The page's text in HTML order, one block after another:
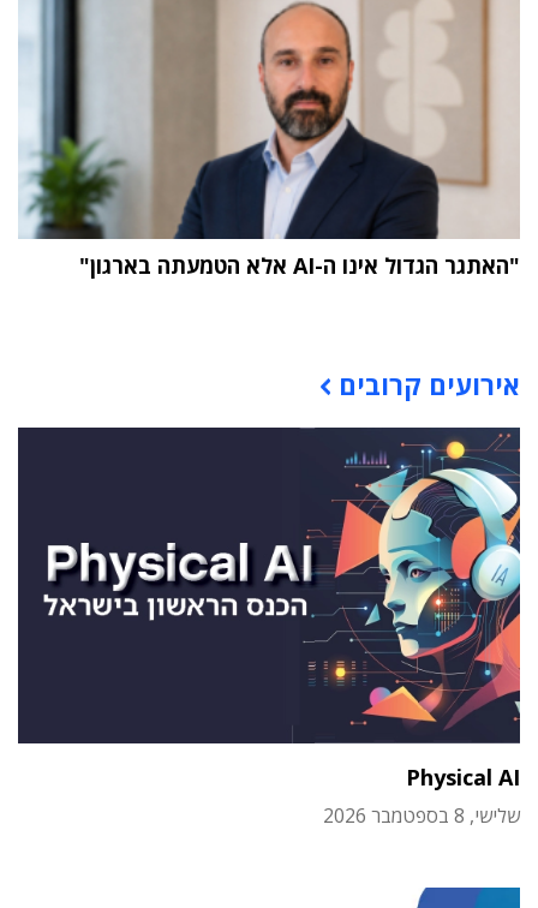
"האתגר הגדול אינו ה-AI אלא הטמעתה בארגון"
אירועים קרובים
Physical AI
שלישי, 8 בספטמבר 2026